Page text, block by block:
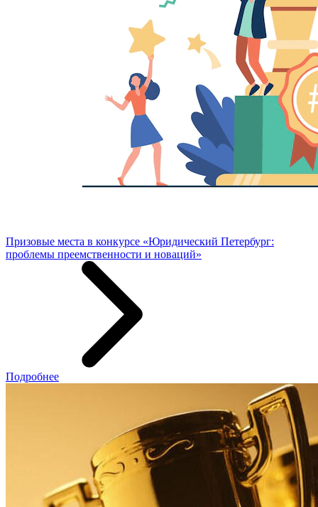
Призовые места в конкурсе «Юридический Петербург:
проблемы преемственности и новаций»
Подробнее